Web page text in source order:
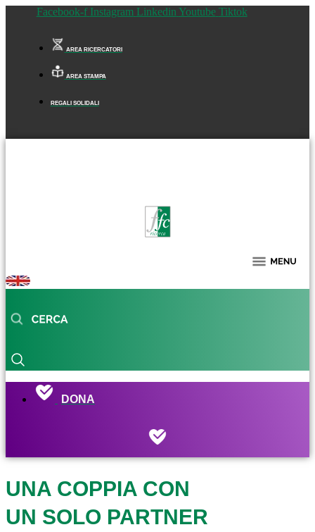
Facebook-f Instagram Linkedin Youtube Tiktok
AREA RICERCATORI
AREA STAMPA
REGALI SOLIDALI
DONA
UNA COPPIA CON
UN SOLO PARTNER